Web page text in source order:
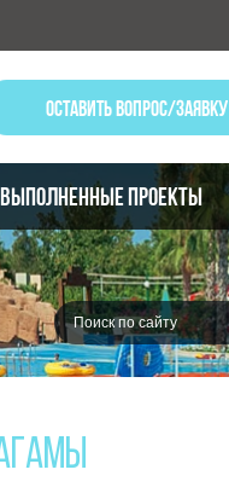
ОСТАВИТЬ ВОПРОС/ЗАЯВКУ
ВЫПОЛНЕННЫЕ ПРОЕКТЫ